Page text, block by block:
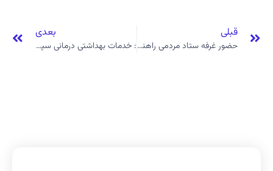
قبلی
حضور غرفه ستاد مردمی راهنمای زائر در نمایشگاه «جامع نیازمندی‌های اربعین۲»
بعدی
: خدمات بهداشتی درمانی سپاه به زائران ایرانی و غیرایرانی ارائه خواهد شد